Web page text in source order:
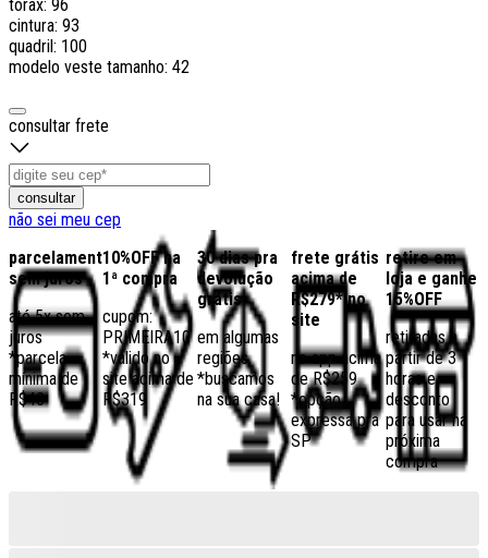
tórax: 96
cintura: 93
quadril: 100
modelo veste tamanho: 42
consultar frete
consultar
não sei meu cep
parcelamento
sem juros
até 5x sem
juros
*parcela
mínima de
R$40
10%OFF na
1ª compra
cupom:
PRIMEIRA10
*válido no
site acima de
R$319
30 dias pra
devolução
grátis
em algumas
regiões,
*buscamos
na sua casa!
frete grátis
acima de
R$279* no
site
no app acima
de R$259
*opção
expressa pra
SP
retire em
loja e ganhe
15%OFF
retiradas a
partir de 3
horas e
desconto
para usar na
próxima
compra